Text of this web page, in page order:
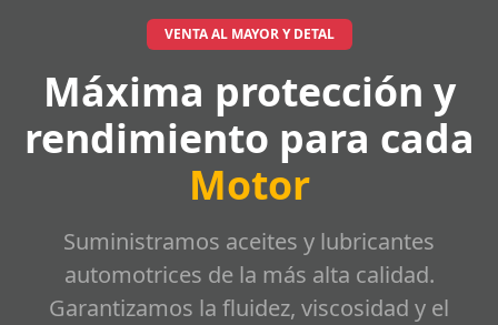
VENTA AL MAYOR Y DETAL
Máxima protección y
rendimiento para cada
Motor
Suministramos aceites y lubricantes
automotrices de la más alta calidad.
Garantizamos la fluidez, viscosidad y el